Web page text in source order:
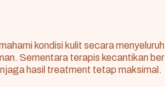
kondisi kulit secara
Sementara terapis kecantikan
hasil treatment tetap maksimal.